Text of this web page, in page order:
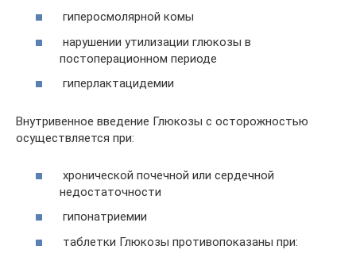
гиперосмолярной комы
нарушении утилизации глюкозы в
постоперационном периоде
гиперлактацидемии
Внутривенное введение Глюкозы с осторожностью
осуществляется при:
хронической почечной или сердечной
недостаточности
гипонатриемии
таблетки Глюкозы противопоказаны при: